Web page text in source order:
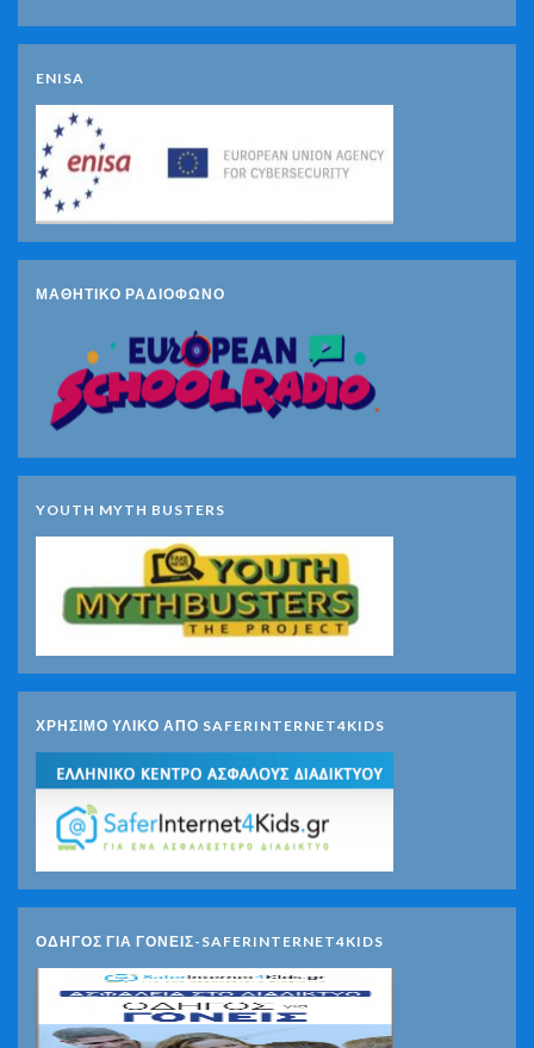
ENISA
ΜΑΘΗΤΙΚΟ ΡΑΔΙΟΦΩΝΟ
YOUTH MYTH BUSTERS
ΧΡΗΣΙΜΟ ΥΛΙΚΟ ΑΠΟ SAFERINTERNET4KIDS
ΟΔΗΓΟΣ ΓΙΑ ΓΟΝΕΙΣ-SAFERINTERNET4KIDS